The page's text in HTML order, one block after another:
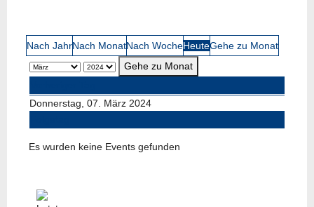
Nach JahrNach MonatNach WocheHeuteGehe zu Monat
Gehe zu Monat
Donnerstag, 07. März 2024
Es wurden keine Events gefunden